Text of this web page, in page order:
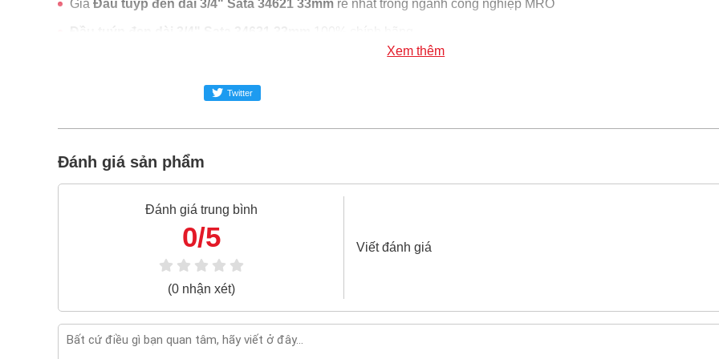
Giá Đầu tuýp đen dài 3/4" Sata 34621 33mm rẻ nhất trong ngành công nghiệp MRO
Bao 1 đổi 1 trong 24 giờ
Xem thêm
Twitter
Đánh giá sản phẩm
Đánh giá trung bình
0/5
(0 nhận xét)
Viết đánh giá